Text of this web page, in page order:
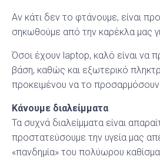
Αν κάτι δεν το φτάνουμε, είναι
σηκωθούμε από την καρέκλα μας
Όσοι έχουν laptop, καλό είναι να
βάση, καθώς και εξωτερικό
προκειμένου να το προσαρμόσουν
Κάνουμε διαλείμματα
Τα συχνά διαλείμματα είναι
προστατεύσουμε την υγεία μας
«πανδημία» του πολύωρου